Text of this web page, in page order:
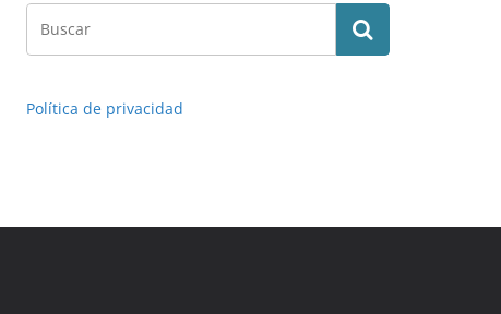
Política de privacidad